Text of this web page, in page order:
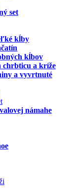
set
kĺby
kĺbov
chrbticu a kríže
a vyvrtnuté
námahe